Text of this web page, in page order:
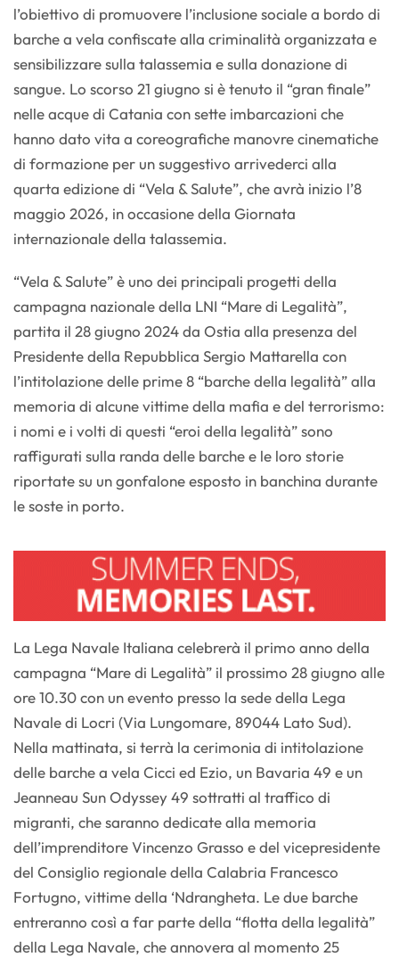
l’obiettivo di promuovere l’inclusione sociale a bordo di
barche a vela confiscate alla criminalità organizzata e
sensibilizzare sulla talassemia e sulla donazione di
sangue. Lo scorso 21 giugno si è tenuto il “gran finale”
nelle acque di Catania con ​​sette imbarcazioni che
hanno dato vita a coreografiche manovre cinematiche
di formazione per un suggestivo arrivederci alla
quarta edizione di “Vela & Salute”, che avrà inizio l’8
maggio 2026, in occasione della Giornata
internazionale della talassemia.
“Vela & Salute” è uno dei principali progetti della
campagna nazionale della LNI “Mare di Legalità”,
partita il 28 giugno 2024 da Ostia alla presenza del
Presidente della Repubblica Sergio Mattarella con
l’intitolazione delle prime 8 “barche della legalità” alla
memoria di alcune vittime della mafia e del terrorismo:
i nomi e i volti di questi “eroi della legalità” sono
raffigurati sulla randa delle barche e le loro storie
riportate su un gonfalone esposto in banchina durante
le soste in porto.
La Lega Navale Italiana celebrerà il primo anno della
campagna “Mare di Legalità” il prossimo 28 giugno alle
ore 10.30 con un evento presso la sede della Lega
Navale di Locri (Via Lungomare, 89044 Lato Sud).
Nella mattinata, si terrà la cerimonia di intitolazione
delle barche a vela Cicci ed Ezio, un Bavaria 49 e un
Jeanneau Sun Odyssey 49 sottratti al traffico di
migranti, che saranno dedicate alla memoria
dell’imprenditore Vincenzo Grasso e del vicepresidente
del Consiglio regionale della Calabria Francesco
Fortugno, vittime della ‘Ndrangheta. Le due barche
entreranno così a far parte della “flotta della legalità”
della Lega Navale, che annovera al momento 25